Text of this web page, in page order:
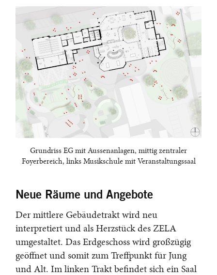
Grundriss EG mit Aussenanlagen, mittig zentraler
Foyerbereich, links Musikschule mit Veranstaltungssaal
Neue Räume und Angebote
Der mittlere Gebäudetrakt wird neu
interpretiert und als Herzstück des ZELA
umgestaltet. Das Erdgeschoss wird großzügig
geöffnet und somit zum Treffpunkt für Jung
und Alt. Im linken Trakt befindet sich ein Saal